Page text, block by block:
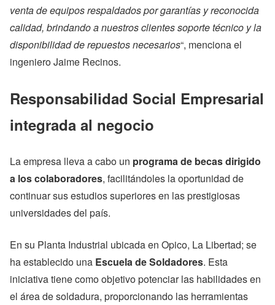
venta de equipos respaldados por garantías y reconocida
calidad, brindando a nuestros clientes soporte técnico y la
disponibilidad de repuestos necesarios“, menciona el
ingeniero Jaime Recinos.
Responsabilidad Social Empresarial
integrada al negocio
La empresa lleva a cabo un programa de becas dirigido
a los colaboradores, facilitándoles la oportunidad de
continuar sus estudios superiores en las prestigiosas
universidades del país.
En su Planta Industrial ubicada en Opico, La Libertad; se
ha establecido una Escuela de Soldadores. Esta
iniciativa tiene como objetivo potenciar las habilidades en
el área de soldadura, proporcionando las herramientas